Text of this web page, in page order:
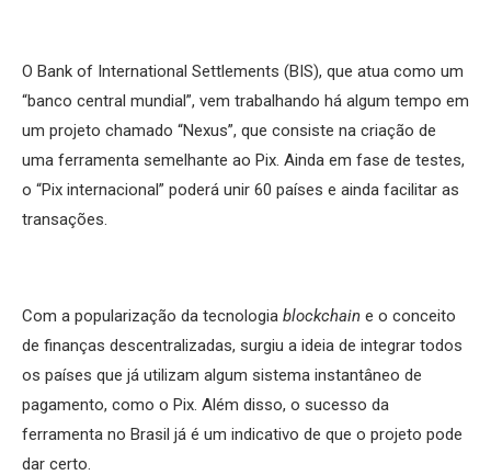
O Bank of International Settlements (BIS), que atua como um
“banco central mundial”, vem trabalhando há algum tempo em
um projeto chamado “Nexus”, que consiste na criação de
uma ferramenta semelhante ao Pix. Ainda em fase de testes,
o “Pix internacional” poderá unir 60 países e ainda facilitar as
transações.
Com a popularização da tecnologia blockchain e o conceito
de finanças descentralizadas, surgiu a ideia de integrar todos
os países que já utilizam algum sistema instantâneo de
pagamento, como o Pix. Além disso, o sucesso da
ferramenta no Brasil já é um indicativo de que o projeto pode
dar certo.